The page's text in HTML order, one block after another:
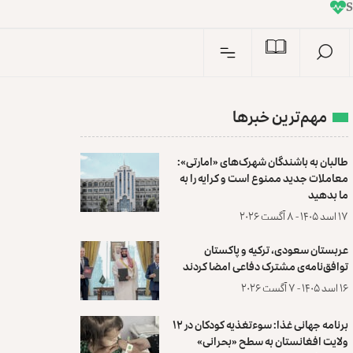
n
I
مهم‌ترین خبرها
طالبان به باشندگان شهرک‌های «امارتی»:
معاملات جدید ممنوع است و کرایه را به
ما بدهید
۱۷ اسد ۱۴۰۵ - ۸ آگست ۲۰۲۶
عربستان سعودی، ترکیه و پاکستان
توافق‌نامه‌ی مشترک دفاعی امضا کردند
۱۶ اسد ۱۴۰۵ - ۷ آگست ۲۰۲۶
برنامه جهانی غذا: سوءتغذیه کودکان در ۱۲
ولایت افغانستان به سطح «بحرانی»